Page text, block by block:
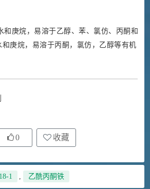
和庚烷，易溶于乙醇、苯、氯仿、丙酮和
庚烷，易溶于丙酮，氯仿，乙醇等有机
0 收藏
1 , 乙酰丙酮铁